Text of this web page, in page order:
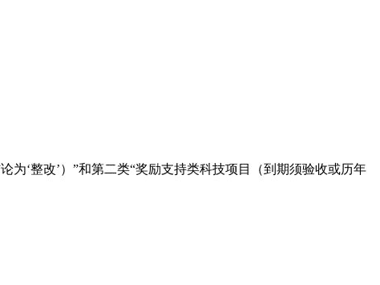
‘整改’）”和第二类“奖励支持类科技项目（到期须验收或历年